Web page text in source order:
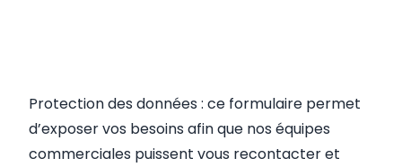
Protection des données : ce formulaire permet
d’exposer vos besoins afin que nos équipes
commerciales puissent vous recontacter et